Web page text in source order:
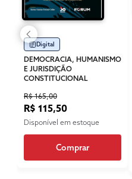
Digital
DEMOCRACIA, HUMANISMO
E JURISDIÇÃO
CONSTITUCIONAL
R$ 165,00
R$ 115,50
Disponível em estoque
Comprar